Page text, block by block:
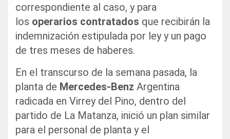
correspondiente al caso, y para
los operarios contratados que recibirán la
indemnización estipulada por ley y un pago
de tres meses de haberes.
En el transcurso de la semana pasada, la
planta de Mercedes-Benz Argentina
radicada en Virrey del Pino, dentro del
partido de La Matanza, inició un plan similar
para el personal de planta y el